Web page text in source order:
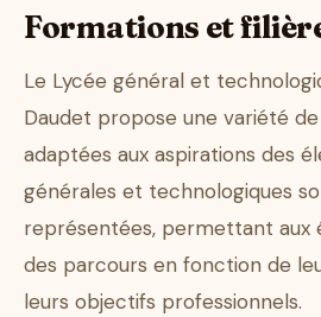
Formations et
Le Lycée général et
Daudet propose une variété
adaptées aux aspirations des
générales et technologiques
représentées, permettant aux
des parcours en fonction de
leurs objectifs professionnels.